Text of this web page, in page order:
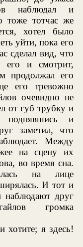
наблюдал и
тоже тотчас же
хотел было
уйти, пока его
сделал вид, что
его и смотрит,
продолжал его
его тревожно
очевидно не
от губ трубку и
поднявшись и
заметил, что
Между
на сцену их
во время сна.
на лице
И тот и
наблюдают друг
громка
я здесь!